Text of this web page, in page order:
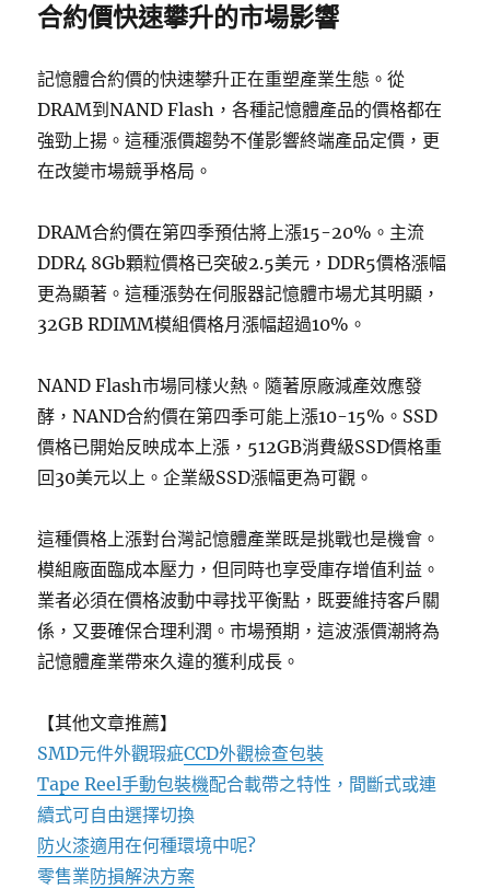
合約價快速攀升的市場影響
記憶體合約價的快速攀升正在重塑產業生態。從
DRAM到NAND Flash，各種記憶體產品的價格都在
強勁上揚。這種漲價趨勢不僅影響終端產品定價，更
在改變市場競爭格局。
DRAM合約價在第四季預估將上漲15-20%。主流
DDR4 8Gb顆粒價格已突破2.5美元，DDR5價格漲幅
更為顯著。這種漲勢在伺服器記憶體市場尤其明顯，
32GB RDIMM模組價格月漲幅超過10%。
NAND Flash市場同樣火熱。隨著原廠減產效應發
酵，NAND合約價在第四季可能上漲10-15%。SSD
價格已開始反映成本上漲，512GB消費級SSD價格重
回30美元以上。企業級SSD漲幅更為可觀。
這種價格上漲對台灣記憶體產業既是挑戰也是機會。
模組廠面臨成本壓力，但同時也享受庫存增值利益。
業者必須在價格波動中尋找平衡點，既要維持客戶關
係，又要確保合理利潤。市場預期，這波漲價潮將為
記憶體產業帶來久違的獲利成長。
【其他文章推薦】
SMD元件外觀瑕疵CCD外觀檢查包裝
Tape Reel手動包裝機配合載帶之特性，間斷式或連
續式可自由選擇切換
防火漆適用在何種環境中呢?
零售業防損解決方案